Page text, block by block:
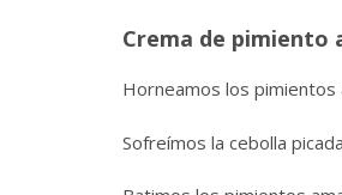
Crema de pimiento
Horneamos los
Sofreímos la cebolla